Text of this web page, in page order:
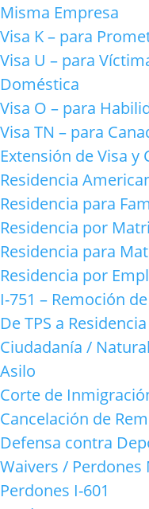
Misma Empresa
Visa K – para
Visa U – para
Doméstica
Visa O – para
Visa TN – para
Extensión de Visa y
Residencia
Residencia para
Residencia por
Residencia para
Residencia por
I-751 – Remoción
De TPS a Residencia
Ciudadanía /
Asilo
Corte de
Cancelación de
Defensa contra
Waivers /
Perdones I-601